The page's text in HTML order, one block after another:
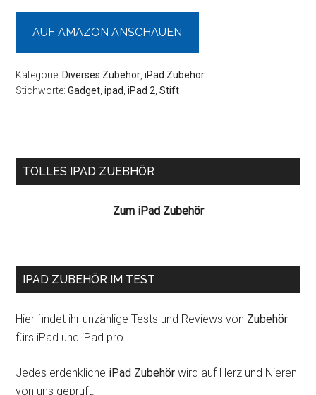
AUF AMAZON ANSCHAUEN
Kategorie: Diverses Zubehör ,iPad Zubehör
Stichworte:Gadget ,ipad ,iPad 2 ,Stift
Seitenspalte
TOLLES IPAD ZUEBHÖR
Zum iPad Zubehör
IPAD ZUBEHÖR IM TEST
Hier findet ihr unzählige Tests und Reviews von Zubehör
fürs iPad und iPad pro
Jedes erdenkliche iPad Zubehör wird auf Herz und Nieren
von uns geprüft.